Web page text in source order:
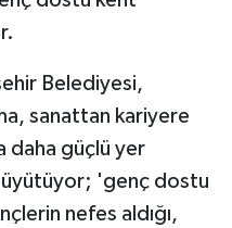
Belediyesi,
sanattan kariyere
daha güçlü yer
'genç dostu
nefes aldığı,